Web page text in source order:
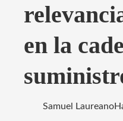
en la
Samuel Laureano